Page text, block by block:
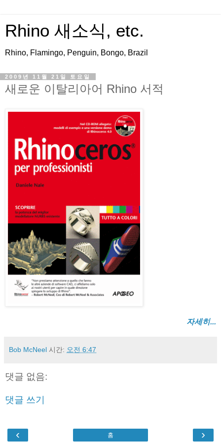
Rhino 새소식, etc.
Rhino, Flamingo, Penguin, Bongo, Brazil
2009년 11월 21일 토요일
새로운 이탈리아어 Rhino 서적
자세히...
Bob McNeel 시간: 오전 6:47
댓글 없음:
댓글 쓰기
‹ ›
홈